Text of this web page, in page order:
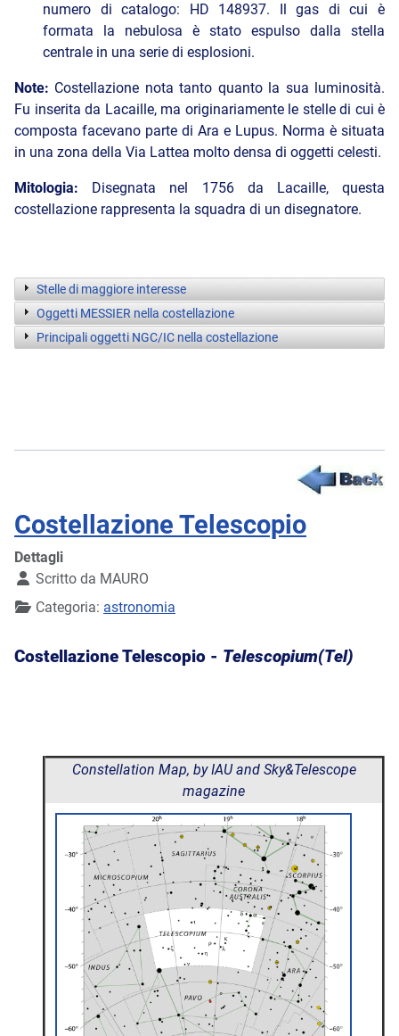
numero di catalogo: HD 148937. Il gas di cui è
formata la nebulosa è stato espulso dalla stella
centrale in una serie di esplosioni.
Note: Costellazione nota tanto quanto la sua luminosità.
Fu inserita da Lacaille, ma originariamente le stelle di cui è
composta facevano parte di Ara e Lupus. Norma è situata
in una zona della Via Lattea molto densa di oggetti celesti.
Mitologia: Disegnata nel 1756 da Lacaille, questa
costellazione rappresenta la squadra di un disegnatore.
Stelle di maggiore interesse
Oggetti MESSIER nella costellazione
Principali oggetti NGC/IC nella costellazione
Costellazione Telescopio
Dettagli
Scritto da MAURO
Categoria: astronomia
Costellazione Telescopio - Telescopium(Tel)
Constellation Map, by IAU and Sky&Telescope
magazine